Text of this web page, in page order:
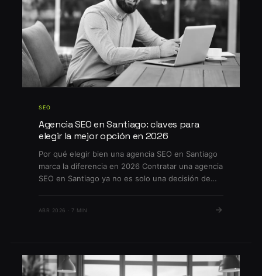
SEO
Agencia SEO en Santiago: claves para
elegir la mejor opción en 2026
Por qué elegir bien una agencia SEO en Santiago
marca la diferencia en 2026 Contratar una agencia
SEO en Santiago ya no es solo una decisión de
competencia en Google por keywords locales es
ABR 2026 · 7 MIN